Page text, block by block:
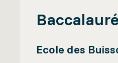
Ecole des